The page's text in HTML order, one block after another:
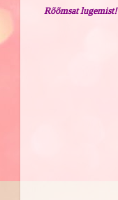
Rõõmsat lugemist!